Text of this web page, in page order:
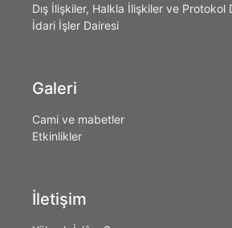
Dış İlişkiler, Halkla İlişkiler ve Protokol
İdari İşler Dairesi
Galeri
Cami ve mabetler
Etkinlikler
İletişim